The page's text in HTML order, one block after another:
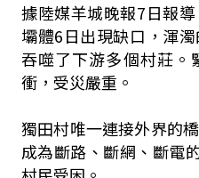
據陸媒羊城晚報7日報
壩體6日出現缺口，渾
吞噬了下游多個村莊。
衝，受災嚴重。
獨田村唯一連接外界的
成為斷路、斷網、斷電